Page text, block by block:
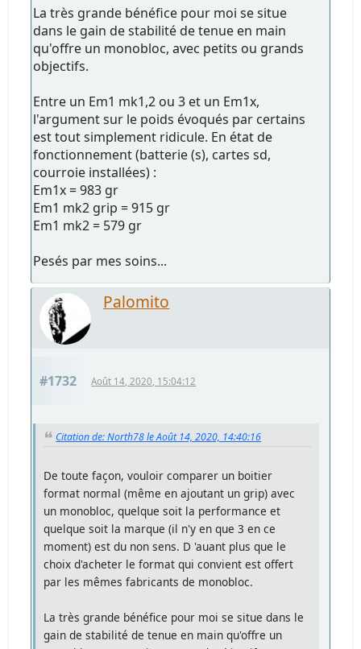
La très grande bénéfice pour moi se situe
dans le gain de stabilité de tenue en main
qu'offre un monobloc, avec petits ou grands
objectifs.
Entre un Em1 mk1,2 ou 3 et un Em1x,
l'argument sur le poids évoqués par certains
est tout simplement ridicule. En état de
fonctionnement (batterie (s), cartes sd,
courroie installées) :
Em1x = 983 gr
Em1 mk2 grip = 915 gr
Em1 mk2 = 579 gr
Pesés par mes soins...
Palomito
#1732 Août 14, 2020, 15:04:12
Citation de: North78 le Août 14, 2020, 14:40:16
De toute façon, vouloir comparer un boitier
format normal (même en ajoutant un grip) avec
un monobloc, quelque soit la performance et
quelque soit la marque (il n'y en que 3 en ce
moment) est du non sens. D 'auant plus que le
choix d'acheter le format qui convient est offert
par les mêmes fabricants de monobloc.
La très grande bénéfice pour moi se situe dans le
gain de stabilité de tenue en main qu'offre un